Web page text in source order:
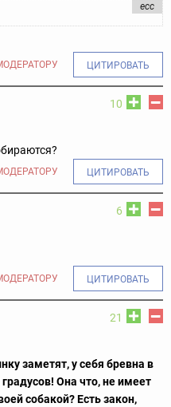
есс
ЦИТИРОВАТЬ
10
ЦИТИРОВАТЬ
6
ЦИТИРОВАТЬ
21
заметят, у себя бревна в
Она что, не имеет
собакой? Есть закон,